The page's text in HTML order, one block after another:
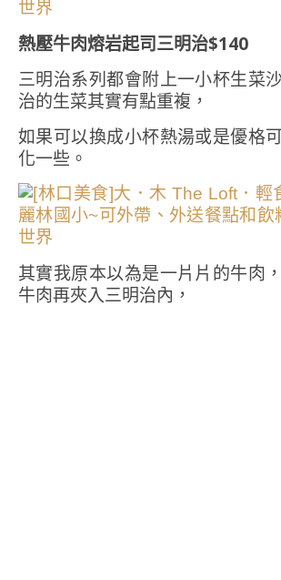
熱壓牛肉熔岩起司三明治$140
三明治系列都會附上一小杯生菜
治的生菜其實有點重複，
如果可以換成小杯熱湯或是優格
化一些。
其實我原本以為是一片片的牛肉
牛肉再夾入三明治內，